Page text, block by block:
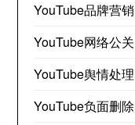
YouTube品牌营销
YouTube网络公关
YouTube舆情处理
YouTube负面删除